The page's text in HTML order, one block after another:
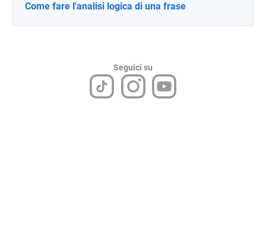
Come fare l'analisi logica di una frase
Seguici su